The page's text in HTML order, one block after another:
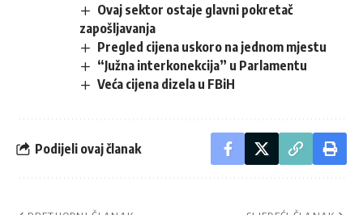
Ovaj sektor ostaje glavni pokretač
zapošljavanja
Pregled cijena uskoro na jednom mjestu
“Južna interkonekcija” u Parlamentu
Veća cijena dizela u FBiH
Podijeli ovaj članak